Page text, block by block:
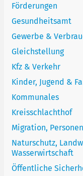
Förderungen
Gesundheitsamt
Gewerbe &
Gleichstellung
Kfz & Verkehr
Kinder, Jugend &
Kommunales
Kreisschlachthof
Migration,
Naturschutz,
Wasserwirtschaft
Öffentliche